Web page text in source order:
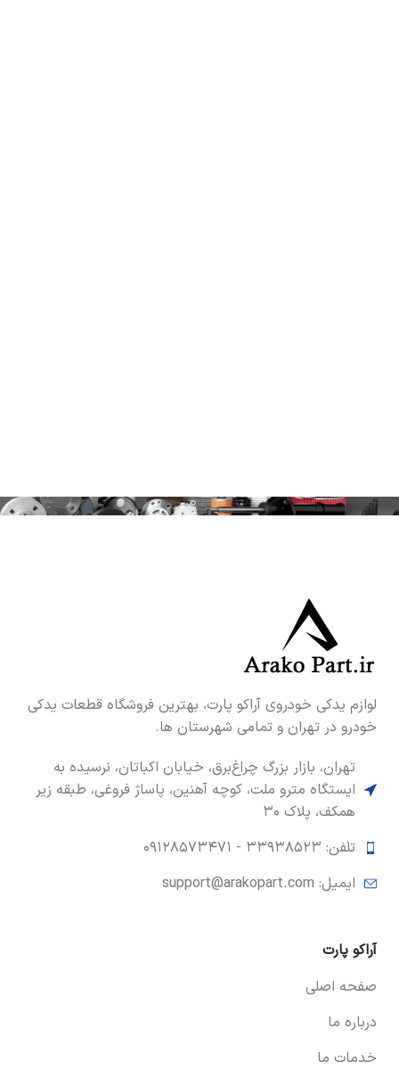
لوازم یدکی خودروی آراکو پارت، بهترین فروشگاه قطعات یدکی
خودرو در تهران و تمامی شهرستان ها.
تهران، بازار بزرگ چراغ‌برق، خیابان اکباتان، نرسیده به
ایستگاه مترو ملت، کوچه آهنین، پاساژ فروغی، طبقه زیر
همکف، پلاک ۳۰
تلفن: ۳۳۹۳۸۵۲۳ -
۰۹۱۲۸۵۷۳۴۷۱
ایمیل: support@arakopart.com
آراکو پارت
صفحه اصلی
درباره ما
خدمات ما